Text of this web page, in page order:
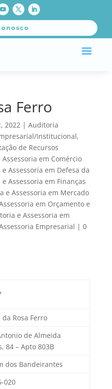
Ferro
2022 | Auditoria
Institucional,
de Recursos
em Comércio
Assessoria em Defesa da
Assessoria em Finanças
e Assessoria em Mercado
em Orçamento e
e Assessoria em
Empresarial | 0
da Rosa Ferro
de Almeida
84 – Apto 803B
dos Bandeirantes
020